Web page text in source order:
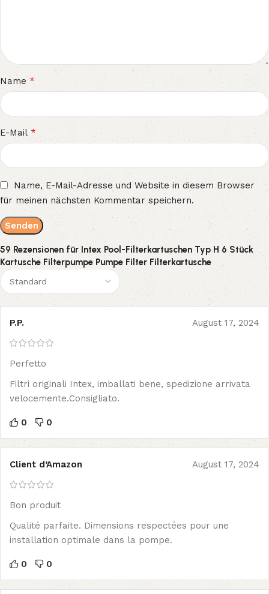
59 Rezensionen für Intex Pool-Filterkartuschen Typ H 6 Stück
Kartusche Filterpumpe Pumpe Filter Filterkartusche
P.P. August 17, 2024
Perfetto
Filtri originali Intex, imballati bene, spedizione arrivata
velocemente.Consigliato.
0 0
Client d’Amazon August 17, 2024
Bon produit
Qualité parfaite. Dimensions respectées pour une
installation optimale dans la pompe.
0 0
Name *
E-Mail *
Name, E-Mail-Adresse und Website in diesem Browser
für meinen nächsten Kommentar speichern.